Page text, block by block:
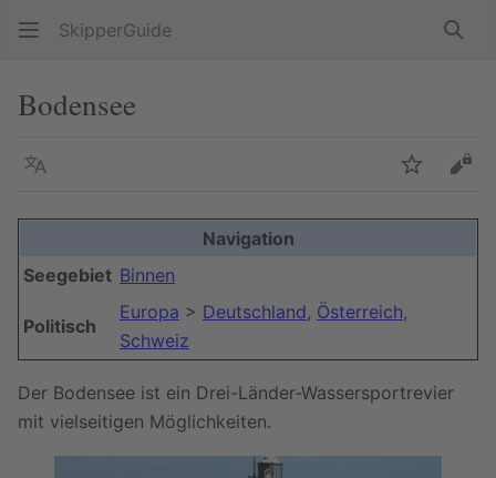
SkipperGuide
Bodensee
Sprache
Navigation
Seegebiet Binnen
Politisch
Europa > Deutschland, Österreich,
Schweiz
Der Bodensee ist ein Drei-Länder-Wassersportrevier
mit vielseitigen Möglichkeiten.